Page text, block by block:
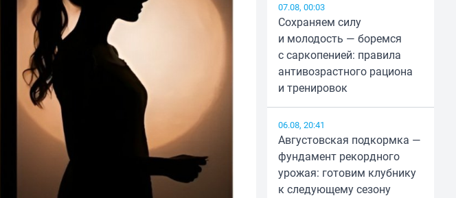
07.08, 00:03
Сохраняем силу
и молодость — боремся
с саркопенией: правила
антивозрастного рациона
и тренировок
06.08, 20:41
Августовская подкормка —
фундамент рекордного
урожая: готовим клубнику
к следующему сезону